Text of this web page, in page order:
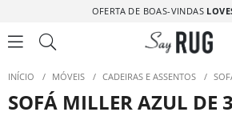
OFERTA DE BOAS-VINDAS
INÍCIO / MÓVEIS / CADEIRAS E ASSENTOS /
SOFÁ MILLER AZUL DE